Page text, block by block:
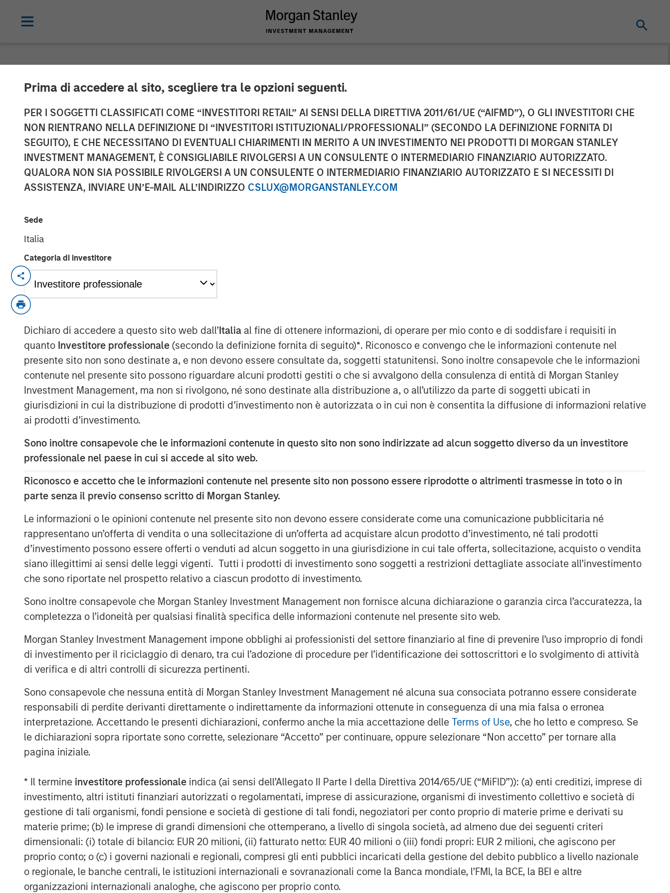
Prima di accedere al sito, scegliere tra le opzioni seguenti.
PER I SOGGETTI CLASSIFICATI COME “INVESTITORI RETAIL” AI SENSI DELLA DIRETTIVA 2011/61/UE (“AIFMD”), O GLI INVESTITORI CHE
NON RIENTRANO NELLA DEFINIZIONE DI “INVESTITORI ISTITUZIONALI/PROFESSIONALI” (SECONDO LA DEFINIZIONE FORNITA DI
SEGUITO), E CHE NECESSITANO DI EVENTUALI CHIARIMENTI IN MERITO A UN INVESTIMENTO NEI PRODOTTI DI MORGAN STANLEY
INVESTMENT MANAGEMENT, È CONSIGLIABILE RIVOLGERSI A UN CONSULENTE O INTERMEDIARIO FINANZIARIO AUTORIZZATO.
QUALORA NON SIA POSSIBILE RIVOLGERSI A UN CONSULENTE O INTERMEDIARIO FINANZIARIO AUTORIZZATO E SI NECESSITI DI
ASSISTENZA, INVIARE UN’E-MAIL ALL’INDIRIZZO CSLUX@MORGANSTANLEY.COM
Sede
Italia
Categoria di investitore
Dichiaro di accedere a questo sito web dall’Italia al fine di ottenere informazioni, di operare per mio conto e di soddisfare i requisiti in
quanto Investitore professionale (secondo la definizione fornita di seguito)*. Riconosco e convengo che le informazioni contenute nel
presente sito non sono destinate a, e non devono essere consultate da, soggetti statunitensi. Sono inoltre consapevole che le informazioni
contenute nel presente sito possono riguardare alcuni prodotti gestiti o che si avvalgono della consulenza di entità di Morgan Stanley
Investment Management, ma non si rivolgono, né sono destinate alla distribuzione a, o all’utilizzo da parte di soggetti ubicati in
giurisdizioni in cui la distribuzione di prodotti d’investimento non è autorizzata o in cui non è consentita la diffusione di informazioni relative
ai prodotti d’investimento.
Sono inoltre consapevole che le informazioni contenute in questo sito non sono indirizzate ad alcun soggetto diverso da un investitore
professionale nel paese in cui si accede al sito web.
Riconosco e accetto che le informazioni contenute nel presente sito non possono essere riprodotte o altrimenti trasmesse in toto o in
parte senza il previo consenso scritto di Morgan Stanley.
Le informazioni o le opinioni contenute nel presente sito non devono essere considerate come una comunicazione pubblicitaria né
rappresentano un’offerta di vendita o una sollecitazione di un’offerta ad acquistare alcun prodotto d’investimento, né tali prodotti
d’investimento possono essere offerti o venduti ad alcun soggetto in una giurisdizione in cui tale offerta, sollecitazione, acquisto o vendita
siano illegittimi ai sensi delle leggi vigenti. Tutti i prodotti di investimento sono soggetti a restrizioni dettagliate associate all’investimento
che sono riportate nel prospetto relativo a ciascun prodotto di investimento.
Sono inoltre consapevole che Morgan Stanley Investment Management non fornisce alcuna dichiarazione o garanzia circa l’accuratezza, la
completezza o l’idoneità per qualsiasi finalità specifica delle informazioni contenute nel presente sito web.
Morgan Stanley Investment Management impone obblighi ai professionisti del settore finanziario al fine di prevenire l’uso improprio di fondi
di investimento per il riciclaggio di denaro, tra cui l’adozione di procedure per l’identificazione dei sottoscrittori e lo svolgimento di attività
di verifica e di altri controlli di sicurezza pertinenti.
Sono consapevole che nessuna entità di Morgan Stanley Investment Management né alcuna sua consociata potranno essere considerate
responsabili di perdite derivanti direttamente o indirettamente da informazioni ottenute in conseguenza di una mia falsa o erronea
interpretazione. Accettando le presenti dichiarazioni, confermo anche la mia accettazione delle Terms of Use, che ho letto e compreso. Se
le dichiarazioni sopra riportate sono corrette, selezionare “Accetto” per continuare, oppure selezionare “Non accetto” per tornare alla
pagina iniziale.
* Il termine investitore professionale indica (ai sensi dell’Allegato II Parte I della Direttiva 2014/65/UE (“MiFID”)): (a) enti creditizi, imprese di
investimento, altri istituti finanziari autorizzati o regolamentati, imprese di assicurazione, organismi di investimento collettivo e società di
gestione di tali organismi, fondi pensione e società di gestione di tali fondi, negoziatori per conto proprio di materie prime e derivati su
materie prime; (b) le imprese di grandi dimensioni che ottemperano, a livello di singola società, ad almeno due dei seguenti criteri
dimensionali: (i) totale di bilancio: EUR 20 milioni, (ii) fatturato netto: EUR 40 milioni o (iii) fondi propri: EUR 2 milioni, che agiscono per
proprio conto; o (c) i governi nazionali e regionali, compresi gli enti pubblici incaricati della gestione del debito pubblico a livello nazionale
o regionale, le banche centrali, le istituzioni internazionali e sovranazionali come la Banca mondiale, l’FMI, la BCE, la BEI e altre
organizzazioni internazionali analoghe, che agiscono per proprio conto.
Morgan Stanley Alternative Investment Partners
Completes Investment Alongside RunTide Capital
in Axispoint Technology Solutions Group
NEW YORK, NY — February 8, 2021 09:30 AM EST
Technology Solutions Group (“ATSG” or the “Company”) through a
transformational secondary partnership with RunTide Capital (“RunTide” or the
“GP”).
ATSG is a best in class IT solutions and managed services provider focused on
assisting middle market enterprises with the digital transformation of their
businesses. ATSG handles the full lifecycle of IT services, from collaborative-
solution oriented design work, through implementation, optimization and
Scanga and CEO Anthony D’Ambrosi, the highly experienced management team
has guided the company through the successful completion of six acquisitions
in recent years. ATSG’s strengthened position was most recently recognized by
CRN as a recipient of the 2020 Triple Crown Award, rewarding IT solutions
providers for their size, fast growth, and the highest-level of certifications from
leading IT vendors.
Nash Waterman, Head of Morgan Stanley AIP Private Markets Secondaries
Team, said: “We are excited to partner with RunTide Capital and the talented
ATSG team to support a leading IT services company that continues to provide
high value-added services to a blue chip customer base. The RunTide team has
technology industry, and we look forward to their continued success with
ATSG.”
Rob Manning, Partner of RunTide Capital, stated: “RunTide has a long-standing
relationship with Morgan Stanley Investment Management, and we are delighted
to partner with Nash Waterman and his team to continue to aggressively grow
investment in 2019. With this significant new growth capital, ATSG is well
positioned as an important consolidator in the rapidly growing and
fractionalized IT services sector.”
About Morgan Stanley Alternative Investment Partners (AIP) Private Markets
Secondaries
Morgan Stanley AIP Private Markets Secondaries, an investment team within
Morgan Stanley Investment Management, seeks to deliver innovative private
market solutions to a global client base. As part of a broader team of 50
dedicated private markets focused professionals, the secondaries business
draws on decades of investment experience across private markets. With a
focus on single asset GP-led transactions in developed buyout and growth
markets, the team structures compelling opportunities within less efficient
markets and has deployed $3.8 billion to over 200 secondary transactions,
including having committed over $1.8 billion to 37 GP-led transactions as of